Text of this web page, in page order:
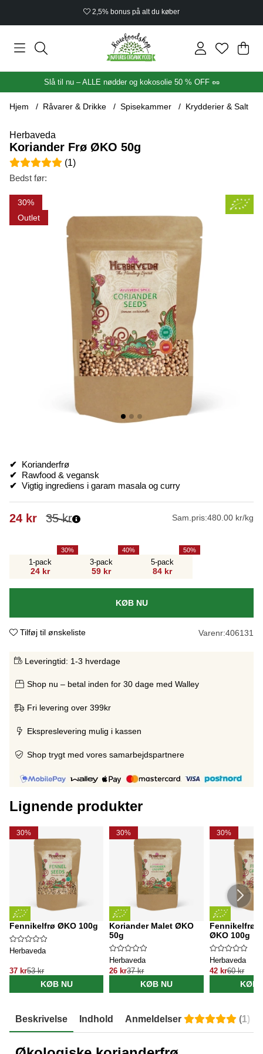
2,5% bonus på alt du køber
.
Slå til nu – ALLE nødder og kokosolie 50 % OFF 🥜
Hjem Råvarer & Drikke Spisekammer Krydderier & Salt
Herbaveda
Koriander Frø ØKO 50g
Gennemsnitlig vurdering 5 ud af 5 Antal vurderinger 1
(1)
Bedst før:
30
Outlet
Produktbilleder Koriander Frø ØKO 50g
✔ Korianderfrø
✔ Rawfood & vegansk
✔ Vigtig ingrediens i garam masala og curry
35kr
24 kr Sam.pris:480.00 kr/kg
1-pack
24 kr
30
3-pack
59 kr
40
5-pack
84 kr
50
KØB NU
Tilføj til ønskeliste Varenr:406131
Leveringtid: 1-3 hverdage
Shop nu – betal inden for 30 dage med Walley
Fri levering over 399kr
Ekspreslevering mulig i kassen
Shop trygt med vores samarbejdspartnere
Lignende produkter
30%
Fennikelfrø ØKO 100g
Herbaveda
37 kr53 kr
KØB NU
30%
Koriander Malet ØKO
50g
Herbaveda
26 kr37 kr
KØB NU
30%
Fennikelfrø
ØKO 100g
Herbaveda
42 kr60 kr
KØB
Beskrivelse Indhold Anmeldelser (1)